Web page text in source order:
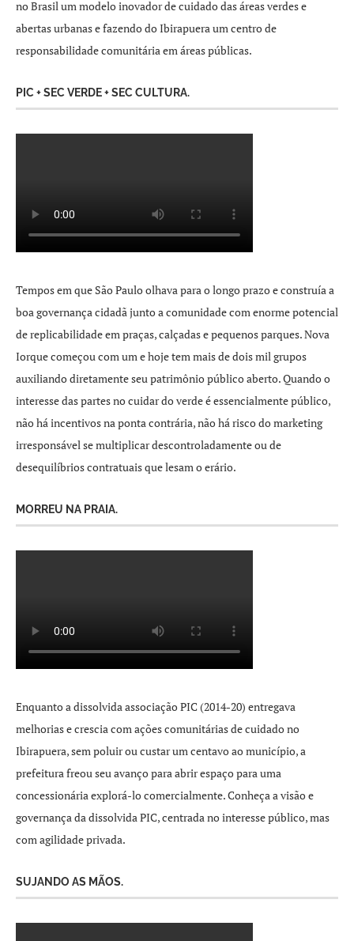
no Brasil um modelo inovador de cuidado das áreas verdes e
abertas urbanas e fazendo do Ibirapuera um centro de
responsabilidade comunitária em áreas públicas.
PIC + SEC VERDE + SEC CULTURA.
Tempos em que São Paulo olhava para o longo prazo e construía a
boa governança cidadã junto a comunidade com enorme potencial
de replicabilidade em praças, calçadas e pequenos parques. Nova
Iorque começou com um e hoje tem mais de dois mil grupos
auxiliando diretamente seu patrimônio público aberto. Quando o
interesse das partes no cuidar do verde é essencialmente público,
não há incentivos na ponta contrária, não há risco do marketing
irresponsável se multiplicar descontroladamente ou de
desequilíbrios contratuais que lesam o erário.
MORREU NA PRAIA.
Enquanto a dissolvida associação PIC (2014-20) entregava
melhorias e crescia com ações comunitárias de cuidado no
Ibirapuera, sem poluir ou custar um centavo ao município, a
prefeitura freou seu avanço para abrir espaço para uma
concessionária explorá-lo comercialmente. Conheça a visão e
governança da dissolvida PIC, centrada no interesse público, mas
com agilidade privada.
SUJANDO AS MÃOS.